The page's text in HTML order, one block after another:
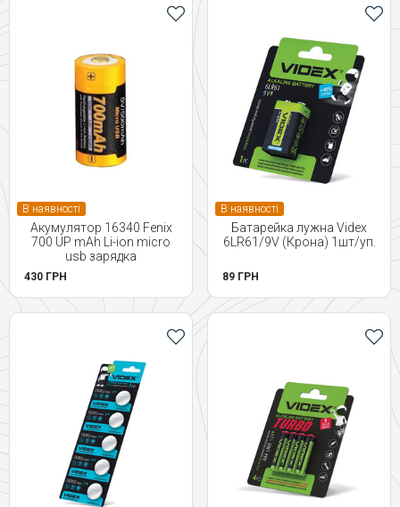
В наявності
Акумулятор 16340 Fenix
700 UP mAh Li-ion micro
usb зарядка
430 ГРН
В наявності
Батарейка лужна Videx
6LR61/9V (Крона) 1шт/уп.
89 ГРН